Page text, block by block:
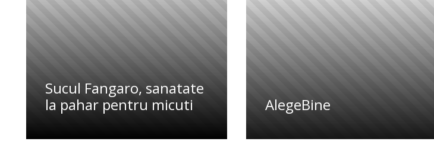
Sucul Fangaro, sanatate
la pahar pentru micuti
AlegeBine